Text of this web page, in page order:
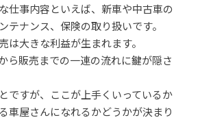
仕事内容といえば、新車や中古車の
テナンス、保険の取り扱いです。
は大きな利益が生まれます。
ら販売までの一連の流れに鍵が隠さ
ですが、ここが上手くいっているか
車屋さんになれるかどうかが決まり